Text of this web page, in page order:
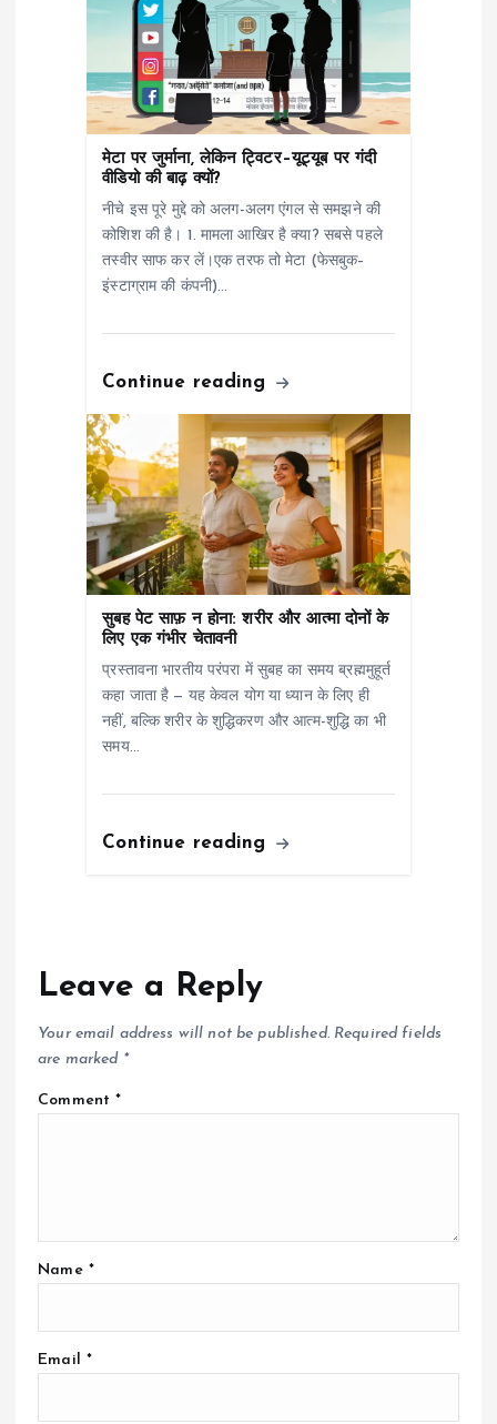
मेटा पर जुर्माना, लेकिन ट्विटर–यूट्यूब पर गंदी
वीडियो की बाढ़ क्यों?
नीचे इस पूरे मुद्दे को अलग-अलग एंगल से समझने की
कोशिश की है। 1. मामला आखिर है क्या? सबसे पहले
तस्वीर साफ कर लें।एक तरफ तो मेटा (फेसबुक–
इंस्टाग्राम की कंपनी)…
Continue reading
सुबह पेट साफ़ न होना: शरीर और आत्मा दोनों के
लिए एक गंभीर चेतावनी
प्रस्तावना भारतीय परंपरा में सुबह का समय ब्रह्ममुहूर्त
कहा जाता है — यह केवल योग या ध्यान के लिए ही
नहीं, बल्कि शरीर के शुद्धिकरण और आत्म-शुद्धि का भी
समय…
Continue reading
Leave a Reply
Your email address will not be published. Required fields
are marked *
Comment*
Name *
Email *